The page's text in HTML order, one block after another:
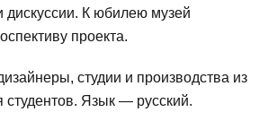
дискуссии. К юбилею музей
проекта.
студии и производства из
студентов. Язык — русский.